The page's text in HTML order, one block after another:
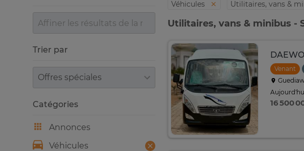
Véhicules
Utilitaires, vans &
Utilitaires, vans & minibus -
Venant
16 500
Trier par
Trier par
Catégories
Annonces
Véhicules